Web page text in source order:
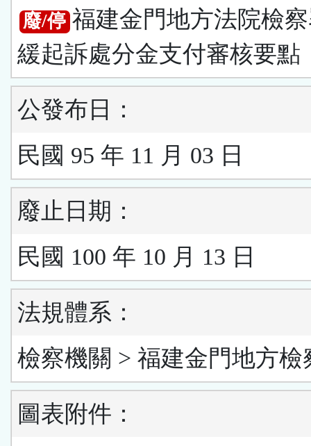
廢/停 福建金門地方法院檢
緩起訴處分金支付審核要點
公發布日：
民國 95 年 11 月 03 日
廢止日期：
民國 100 年 10 月 13 日
法規體系：
檢察機關 > 福建金門地方檢
圖表附件：